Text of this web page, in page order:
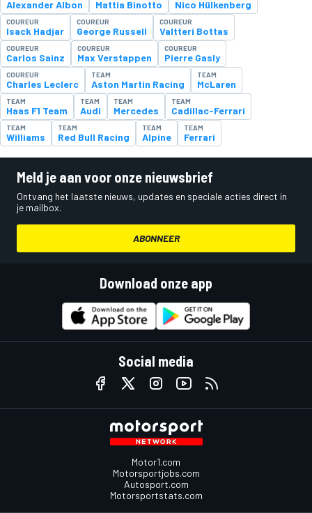
Alexander Albon Mattia Binotto Nico Hülkenberg
COUREUR
Isack Hadjar
COUREUR
George Russell
COUREUR
Valtteri Bottas
COUREUR
Carlos Sainz
COUREUR
Max Verstappen
COUREUR
Pierre Gasly
COUREUR
Charles Leclerc
TEAM
Aston Martin Racing
TEAM
McLaren
TEAM
Haas F1 Team
TEAM
Audi
TEAM
Mercedes
TEAM
Cadillac-Ferrari
TEAM
Williams
TEAM
Red Bull Racing
TEAM
Alpine
TEAM
Ferrari
Meld je aan voor onze nieuwsbrief
Ontvang het laatste nieuws, updates en speciale acties direct in
je mailbox.
ABONNEER
Download onze app
Social media
Motor1.com
Motorsportjobs.com
Autosport.com
Motorsportstats.com